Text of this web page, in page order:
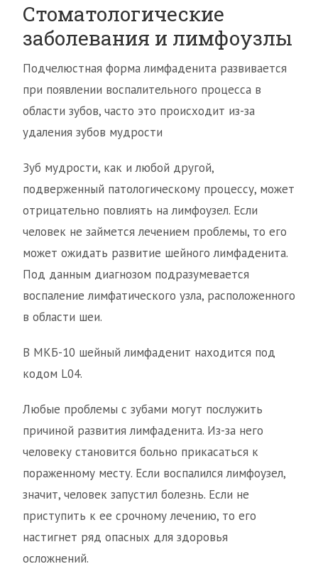
Стоматологические
заболевания и лимфоузлы
Подчелюстная форма лимфаденита развивается
при появлении воспалительного процесса в
области зубов, часто это происходит из-за
удаления зубов мудрости
Зуб мудрости, как и любой другой,
подверженный патологическому процессу, может
отрицательно повлиять на лимфоузел. Если
человек не займется лечением проблемы, то его
может ожидать развитие шейного лимфаденита.
Под данным диагнозом подразумевается
воспаление лимфатического узла, расположенного
в области шеи.
В МКБ-10 шейный лимфаденит находится под
кодом L04.
Любые проблемы с зубами могут послужить
причиной развития лимфаденита. Из-за него
человеку становится больно прикасаться к
пораженному месту. Если воспалился лимфоузел,
значит, человек запустил болезнь. Если не
приступить к ее срочному лечению, то его
настигнет ряд опасных для здоровья
осложнений.